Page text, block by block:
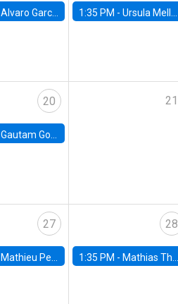
Alvaro Garcia-Marin, Universidad de Los Andes 1:35 PM -Ursula Mello, Insper - Institute of Education and Research
20
Gautam Gowrisankaran, Columbia University
21
27
Mathieu Pedemonte, IDB
28
1:35 PM - Mathias Thoenig, University of Lausanne